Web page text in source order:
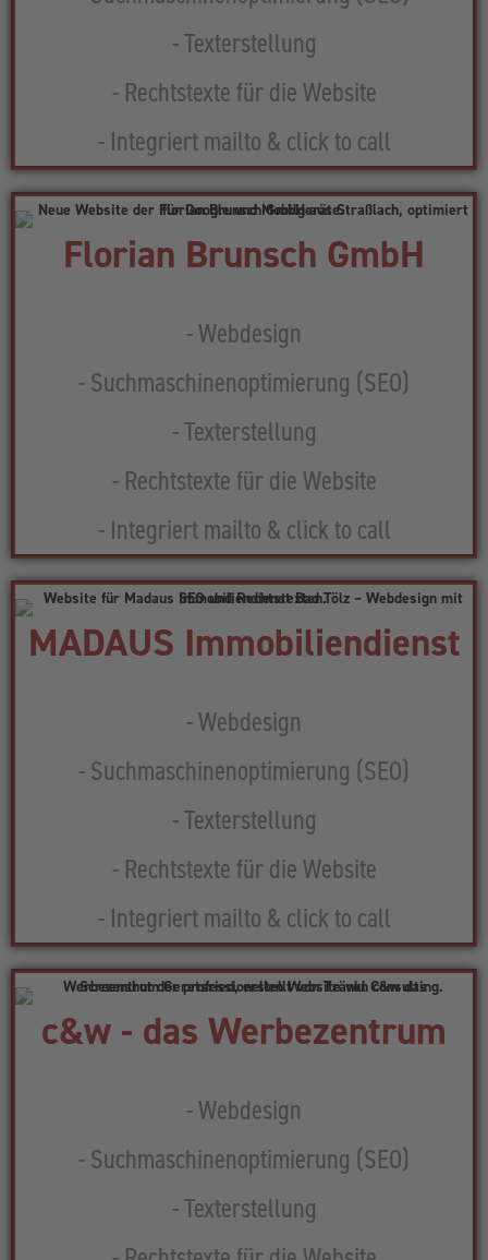
- Texterstellung
- Rechtstexte für die Website
- Integriert mailto & click to call
Florian Brunsch GmbH
- Webdesign
- Suchmaschinenoptimierung (SEO)
- Texterstellung
- Rechtstexte für die Website
- Integriert mailto & click to call
MADAUS Immobiliendienst
- Webdesign
- Suchmaschinenoptimierung (SEO)
- Texterstellung
- Rechtstexte für die Website
- Integriert mailto & click to call
c&w - das Werbezentrum
- Webdesign
- Suchmaschinenoptimierung (SEO)
- Texterstellung